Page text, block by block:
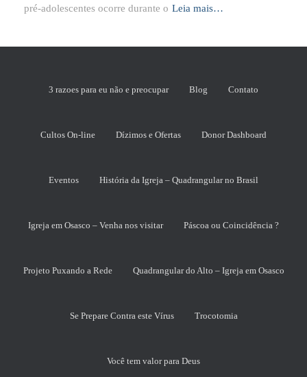
pré-adolescentes ocorre durante o Leia mais…
3 razoes para eu não e preocupar Blog Contato
Cultos On-line Dízimos e Ofertas Donor Dashboard
Eventos História da Igreja – Quadrangular no Brasil
Igreja em Osasco – Venha nos visitar Páscoa ou Coincidência ?
Projeto Puxando a Rede Quadrangular do Alto – Igreja em Osasco
Se Prepare Contra este Vírus Trocotomia
Você tem valor para Deus